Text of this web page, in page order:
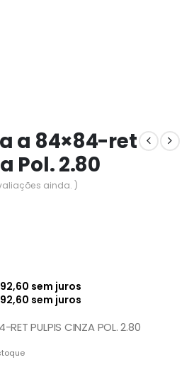
a 84×84-ret
Pol. 2.80
ainda. )
92,60 sem juros
92,60 sem juros
RET PULPIS CINZA POL. 2.80